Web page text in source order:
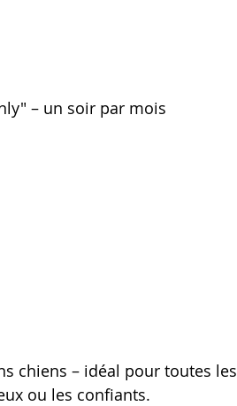
– un soir par mois
chiens – idéal pour toutes les
ou les confiants.